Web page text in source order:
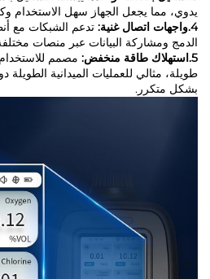
يدوي، مما يجعل الجهاز سهل الاستخدام
تدعم الشبكات مع
الدمج ومشاركة البيانات عبر منصات مختلفة.
مصمم للاستخدام
طويلة، مثالي للعمليات الميدانية الطويلة
بشكل متكرر.